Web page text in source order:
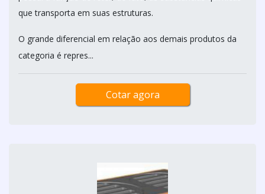
que transporta em suas estruturas.
O grande diferencial em relação aos demais produtos da
categoria é repres...
Cotar agora